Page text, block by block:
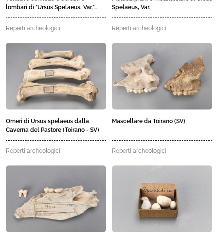
lombari di "Ursus Spelaeus, Var."
Livrea - Toirano (SV)
Reperti archeologici
Spelaeus, Var.
Reperti archeologici
Omeri di Ursus spelaeus dalla
Caverna del Pastore (Toirano - SV)
Reperti archeologici
Mascellare da Toirano (SV)
Reperti archeologici